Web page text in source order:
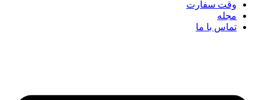
وقت سفارت
مجله
تماس با ما